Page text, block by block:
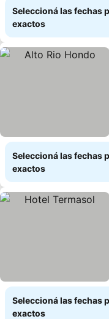
Seleccioná las fechas
exactos
Seleccioná las fechas
exactos
Seleccioná las fechas
exactos